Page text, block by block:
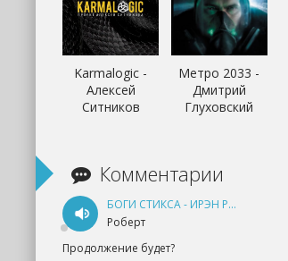
Karmalogic -
Алексей
Ситников
Метро 2033 -
Дмитрий
Глуховский
Комментарии
БОГИ СТИКСА - ИРЭН РУДКЕВИЧ
Роберт
Продолжение будет?